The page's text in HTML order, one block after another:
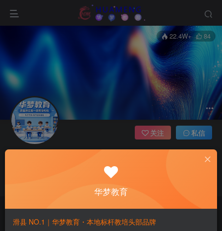
22.4W+ 84
关注 私信
文章 166 收藏0 评论0 版块 0 帖子
华梦教育
滑县 NO.1｜华梦教育・本地标杆教培头部品牌